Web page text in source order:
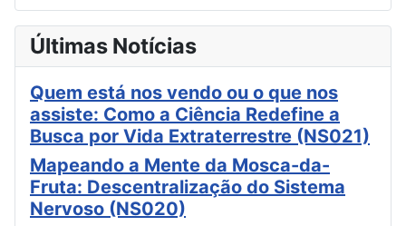
Últimas Notícias
Quem está nos vendo ou o que nos
assiste: Como a Ciência Redefine a
Busca por Vida Extraterrestre (NS021)
Mapeando a Mente da Mosca-da-
Fruta: Descentralização do Sistema
Nervoso (NS020)